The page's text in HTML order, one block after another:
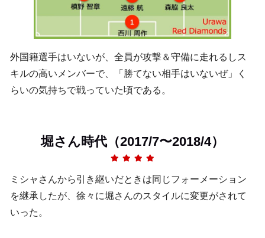
外国籍選手はいないが、全員が攻撃＆守備に走れるしス
キルの高いメンバーで、「勝てない相手はいないぜ」く
らいの気持ちで戦っていた頃である。
堀さん時代（2017/7〜2018/4）
ミシャさんから引き継いだときは同じフォーメーション
を継承したが、徐々に堀さんのスタイルに変更がされて
いった。